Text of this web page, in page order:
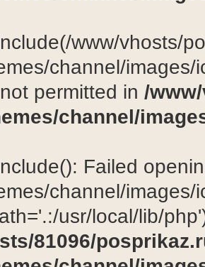
www/vhosts/
channel/
permitted in /
channel/
Failed
channel/images/
usr/local/lib/
81096/